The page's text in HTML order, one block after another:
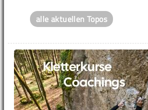
alle aktuellen Topos